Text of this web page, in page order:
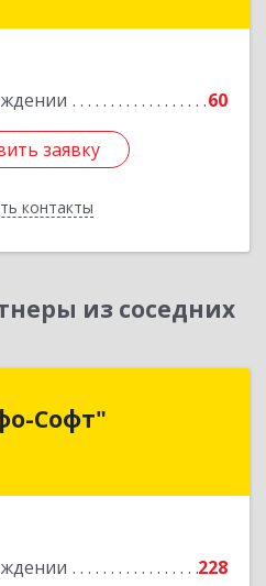
60
заявку
контакты
заявку
из соседних
Софт"
228
"Инфо-Софт"
край, Лабинский р-н,